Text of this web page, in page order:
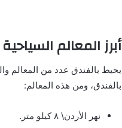
أبرز المعالم
يحيط بالفندق عدد من المعالم
بالفندق، ومن هذه المعالم:
نهر الأردن\ ٨ كيلو متر.